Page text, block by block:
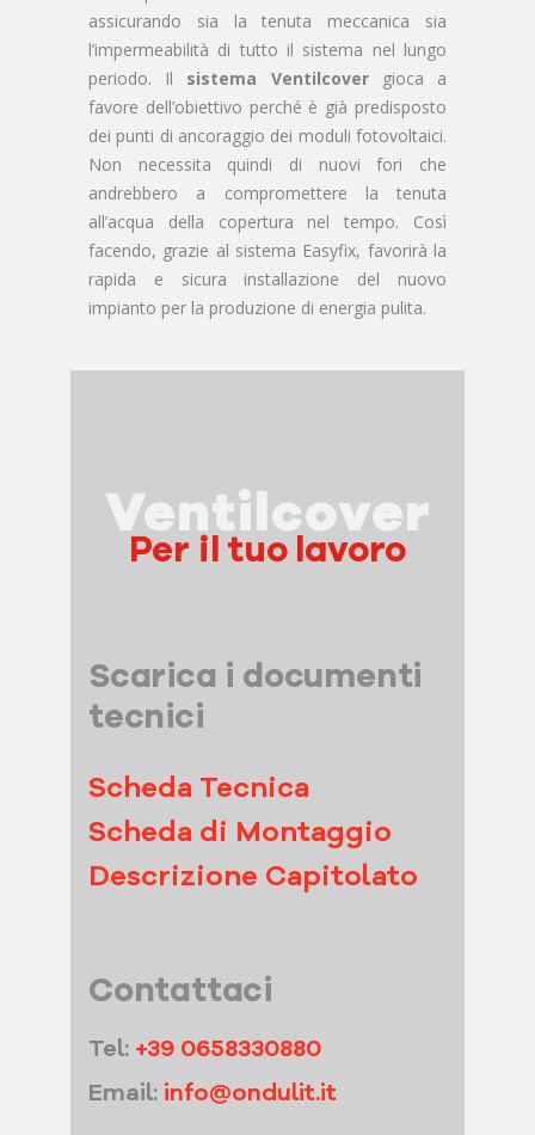
assicurando sia la tenuta meccanica sia
l’impermeabilità di tutto il sistema nel lungo
periodo. Il sistema Ventilcovergioca a
favore dell’obiettivo perché è già predisposto
dei punti di ancoraggio dei moduli fotovoltaici.
Non necessita quindi di nuovi fori che
andrebbero a compromettere la tenuta
all’acqua della copertura nel tempo. Così
facendo, grazie al sistema Easyfix, favorirà la
rapida e sicura installazione del nuovo
impianto per la produzione di energia pulita.
Ventilcover
Per il tuo lavoro
Scarica i documenti
tecnici
Scheda Tecnica
Scheda di Montaggio
Descrizione Capitolato
Contattaci
Tel: +39 0658330880
Email: info@ondulit.it